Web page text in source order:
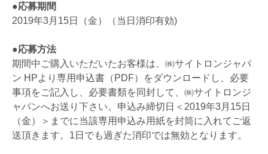
●応募期間
2019年3月15日（金）（当日消印有効)
●応募方法
期間中ご購入いただいたお客様は、㈱サイトロンジャパ
ン HPより専用申込書（PDF）をダウンロードし、必要
事項をご記入し、必要書類を同封して、㈱サイトロンジ
ャパンへお送り下さい。申込み締切日＜2019年3月15日
（金）＞までに当該専用申込み用紙を封筒に入れてご返
送頂きます。1日でも過ぎた消印では無効となります。